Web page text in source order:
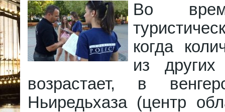
Во
когда
из других
возрастает, в
Ньиредьхаза (центр